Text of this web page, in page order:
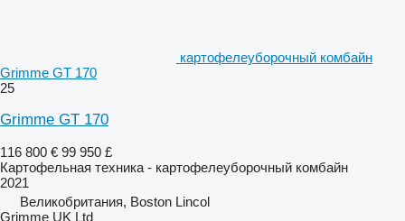
картофелеуборочный комбайн
Grimme GT 170
25
Grimme GT 170
116 800 € 99 950 £
Картофельная техника - картофелеуборочный комбайн
2021
Великобритания, Boston Lincol
Grimme UK Ltd